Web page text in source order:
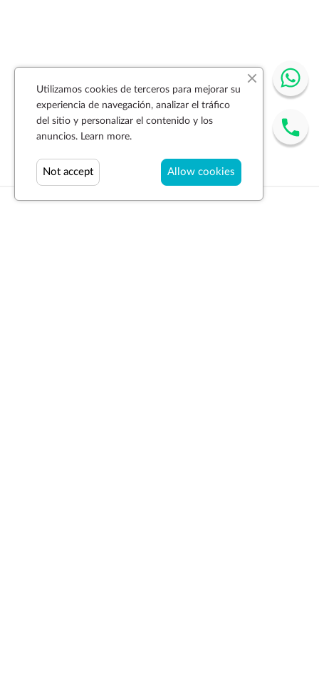
Utilizamos cookies de terceros para mejorar su
experiencia de navegación, analizar el tráfico
del sitio y personalizar el contenido y los
anuncios. Learn more.
Allow cookies
Not accept